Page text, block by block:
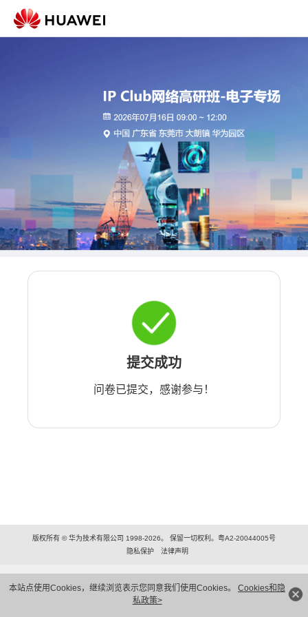
本站点使用Cookies，继续浏览表示您同意我们使用Cookies。 Cookies和隐
私政策>
提交成功
问卷已提交，感谢参与！
版权所有 © 华为技术有限公司 1998-2026。 保留一切权利。粤A2-20044005号
隐私保护
法律声明